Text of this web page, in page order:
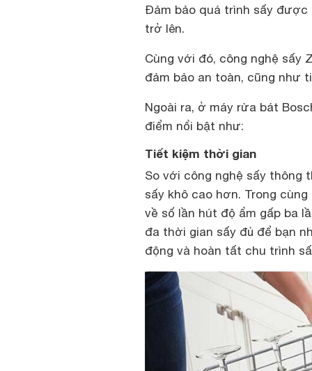
Đảm bảo quá trình sấy
trở lên.
Cùng với đó, công nghệ sấy
đảm bảo an toàn, cũng như
Ngoài ra, ở máy rửa bát
điểm nổi bật như:
Tiết kiệm thời gian
So với công nghệ sấy thông
sấy khô cao hơn. Trong
về số lần hút độ ẩm gấp ba
đa thời gian sấy đủ để bạn
động và hoàn tất chu trình